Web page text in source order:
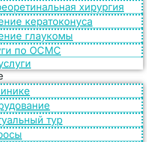
хирургия
кератоконуса
глаукомы
по ОСМС
тур